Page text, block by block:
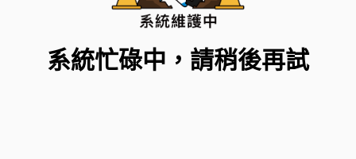
系統忙碌中，請稍後再試